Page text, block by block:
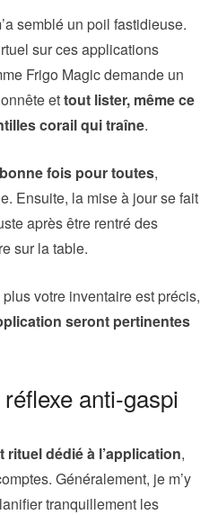
semblé un poil fastidieuse.
sur ces applications
Frigo Magic demande un
ettout lister, même ce
corail qui traîne.
fois pour toutes,
Ensuite, la mise à jour se fait
après être rentré des
sur la table.
votre inventaire est précis,
seront pertinentes
anti-gaspi
dédié à l’application,
Généralement, je m’y
tranquillement les